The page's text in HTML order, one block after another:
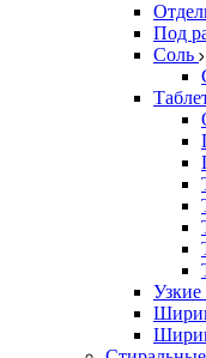
Под
Соль